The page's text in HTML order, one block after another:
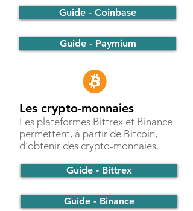
Guide - Coinbase
Guide - Paymium
Les crypto-monnaies
Les plateformes Bittrex et Binance
permettent, à partir de Bitcoin,
d'obtenir des crypto-monnaies.
Guide - Bittrex
Guide - Binance